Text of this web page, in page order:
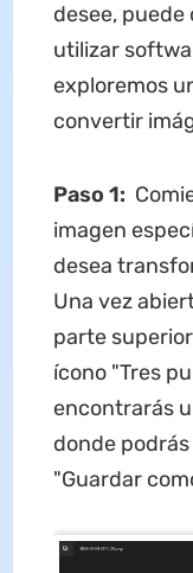
desee, puede
utilizar
exploremos
convertir
Paso 1:
imagen
desea
Una vez
parte
ícono "Tres
encontrarás
donde
"Guardar